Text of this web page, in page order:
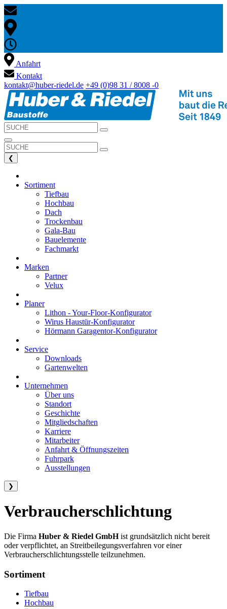
Anfahrt
Kontakt
kontakt@huber-riedel.de +49 (0)98 31 / 8008 -0
❮
Sortiment
Tiefbau
Hochbau
Dach
Trockenbau
Gala-Bau
Bauelemente
Fachmarkt
Marken
Partner
Velux
Planer
Lithon - Your-Floor-Konfigurator
Wirus Haustür-Konfigurator
Hörmann Garagentor-Konfigurator
Service
Downloads
Gartenwelten
Unternehmen
Über uns
Standort
Geschichte
Mitgliedschaften
Karriere
Mitarbeiter
Anfahrt & Öffnungszeiten
Fuhrpark
Ausstellungen
❯
Verbraucherschlichtung
Die Firma Huber & Riedel GmbHist grundsätzlich nicht bereit
oder verpflichtet, an Streitbeilegungsverfahren vor einer
Verbraucherschlichtungsstelle teilzunehmen.
Sortiment
Tiefbau
Hochbau